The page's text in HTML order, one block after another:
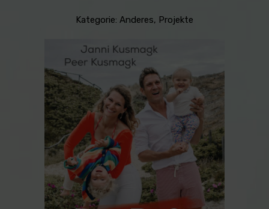
Kategorie: Anderes, Projekte